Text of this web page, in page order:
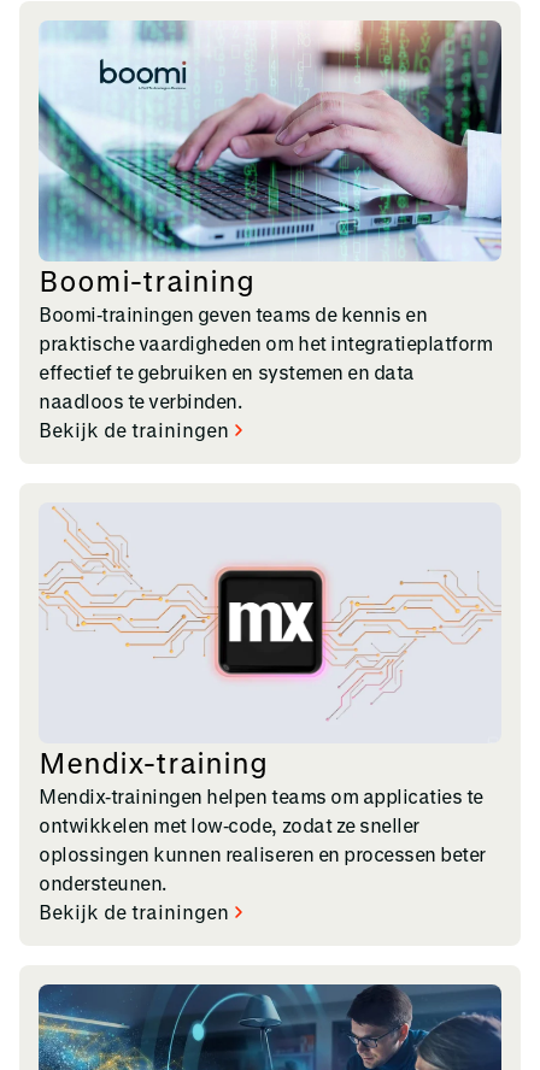
Boomi-training
Boomi‑trainingen geven teams de kennis en
praktische vaardigheden om het integratieplatform
effectief te gebruiken en systemen en data
naadloos te verbinden.
Bekijk de trainingen
Mendix-training
Mendix‑trainingen helpen teams om applicaties te
ontwikkelen met low‑code, zodat ze sneller
oplossingen kunnen realiseren en processen beter
ondersteunen.
Bekijk de trainingen